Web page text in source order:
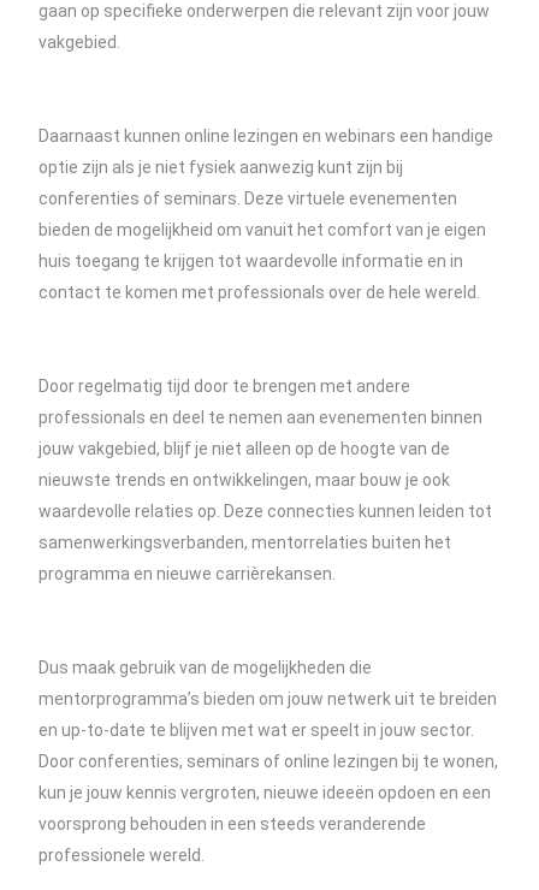
gaan op specifieke onderwerpen die relevant zijn voor jouw
vakgebied.
Daarnaast kunnen online lezingen en webinars een handige
optie zijn als je niet fysiek aanwezig kunt zijn bij
conferenties of seminars. Deze virtuele evenementen
bieden de mogelijkheid om vanuit het comfort van je eigen
huis toegang te krijgen tot waardevolle informatie en in
contact te komen met professionals over de hele wereld.
Door regelmatig tijd door te brengen met andere
professionals en deel te nemen aan evenementen binnen
jouw vakgebied, blijf je niet alleen op de hoogte van de
nieuwste trends en ontwikkelingen, maar bouw je ook
waardevolle relaties op. Deze connecties kunnen leiden tot
samenwerkingsverbanden, mentorrelaties buiten het
programma en nieuwe carrièrekansen.
Dus maak gebruik van de mogelijkheden die
mentorprogramma’s bieden om jouw netwerk uit te breiden
en up-to-date te blijven met wat er speelt in jouw sector.
Door conferenties, seminars of online lezingen bij te wonen,
kun je jouw kennis vergroten, nieuwe ideeën opdoen en een
voorsprong behouden in een steeds veranderende
professionele wereld.